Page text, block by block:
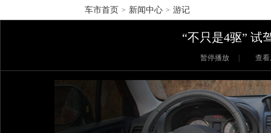
车市首页 > 新闻中心 > 游记
“不只是4驱” 试
暂停播放 | 查